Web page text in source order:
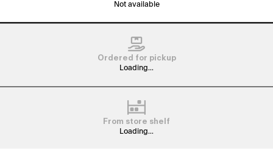
Not available
Ordered for pickup
Loading...
From store shelf
Loading...